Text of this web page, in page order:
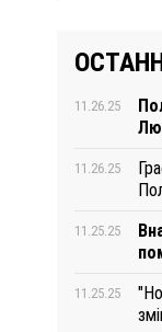
11.26.25
11.26.25
11.25.25
11.25.25